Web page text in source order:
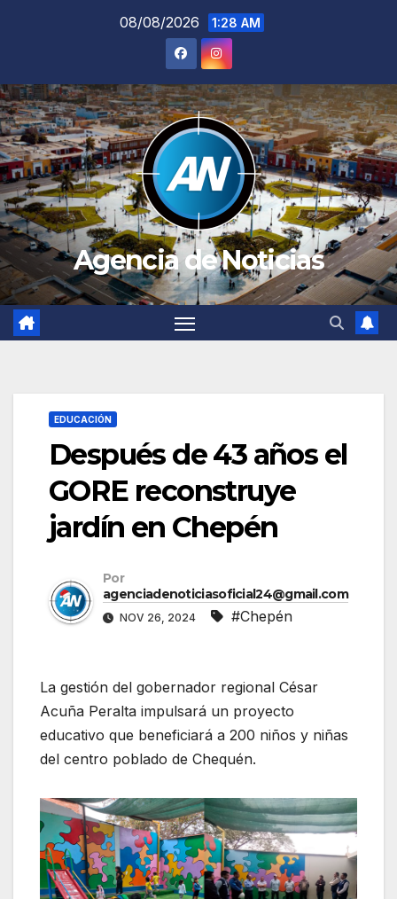
08/08/2026 1:28 AM
Agencia de Noticias
EDUCACIÓN
Después de 43 años el
GORE reconstruye
jardín en Chepén
Por
agenciadenoticiasoficial24@gmail.com
NOV 26, 2024 #Chepén
La gestión del gobernador regional César
Acuña Peralta impulsará un proyecto
educativo que beneficiará a 200 niños y niñas
del centro poblado de Chequén.